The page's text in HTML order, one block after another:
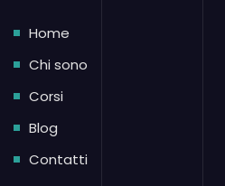
Home
Chi sono
Corsi
Blog
Contatti